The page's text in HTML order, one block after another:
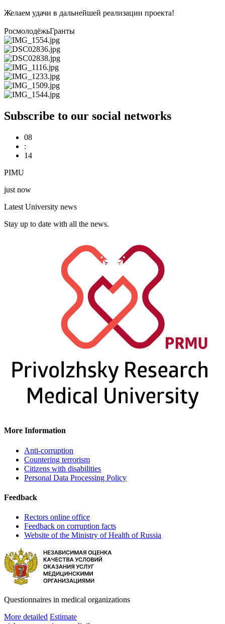
Желаем удачи в дальнейшей реализации проекта!
РосмолодёжьГранты
Subscribe to our social networks
08
:
14
PIMU
just now
Latest University news
Stay up to date with all the news.
More Information
Anti-corruption
Countering terrorism
Citizens with disabilities
Personal Data Processing Policy
Feedback
Rectors online office
Feedback on corruption facts
Website of the Ministry of Health of Russia
Questionnaires in medical organizations
More detailed Estimate